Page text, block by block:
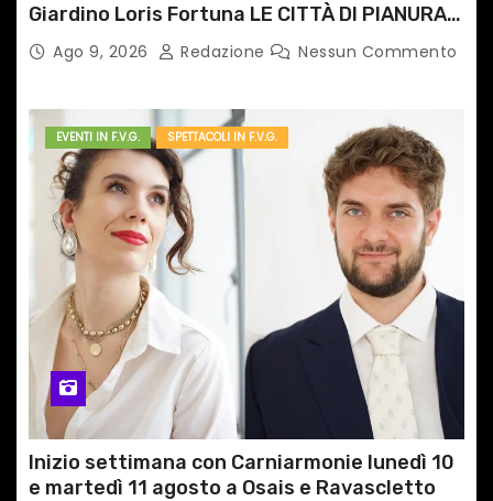
Giardino Loris Fortuna LE CITTÀ DI PIANURA,
il caso cinematografico dell’anno!
Ago 9, 2026 Redazione Nessun Commento
EVENTI IN F.V.G. SPETTACOLI IN F.V.G.
Inizio settimana con Carniarmonie lunedì 10
e martedì 11 agosto a Osais e Ravascletto